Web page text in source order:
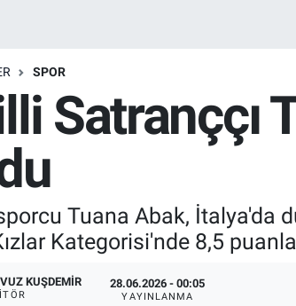
SPOR
Satranççı
Tuana Abak, İtalya'da
Kategorisi'nde 8,5
KUŞDEMIR 28.06.2026 - 00:05
YAYINLANMA